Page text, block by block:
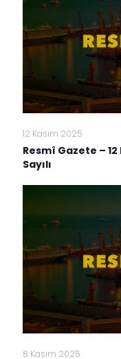
12 Kasım 2025
Resmî Gazete –
Sayılı
8 Kasım 2025